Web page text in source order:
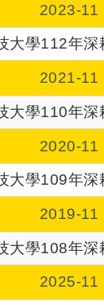
2023-11
大學112年深
2021-11
大學110年深
2020-11
大學109年深
2019-11
大學108年深
2025-11